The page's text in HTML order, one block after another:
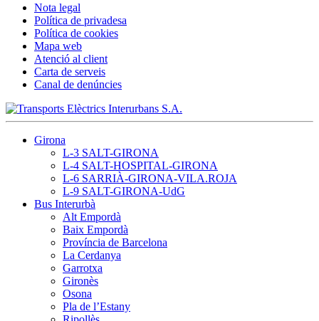
Nota legal
Política de privadesa
Política de cookies
Mapa web
Atenció al client
Carta de serveis
Canal de denúncies
Girona
L-3 SALT-GIRONA
L-4 SALT-HOSPITAL-GIRONA
L-6 SARRIÀ-GIRONA-VILA.ROJA
L-9 SALT-GIRONA-UdG
Bus Interurbà
Alt Empordà
Baix Empordà
Província de Barcelona
La Cerdanya
Garrotxa
Gironès
Osona
Pla de l’Estany